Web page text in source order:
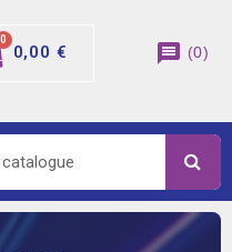
0,00 € message (0)